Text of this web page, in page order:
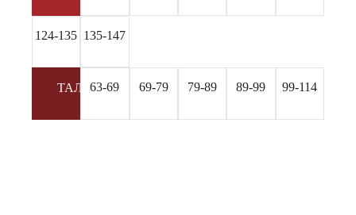
124-135 135-147
ТАЛИЯ63-69 69-79 79-89 89-99 99-114